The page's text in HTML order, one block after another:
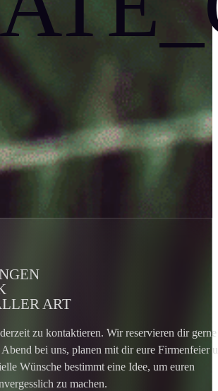
ART
zu kontaktieren. Wir reservieren dir gerne
bei uns, planen mit dir eure Firmenfeier
Wünsche bestimmt eine Idee, um euren
zu machen.